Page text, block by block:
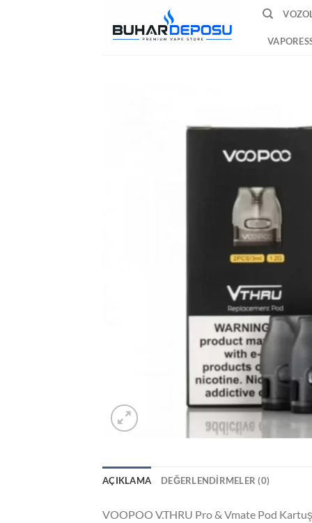
AÇIKLAMA DEĞERLENDIRMELER (0)
VOOPOO V.THRU Pro & Vmate Pod